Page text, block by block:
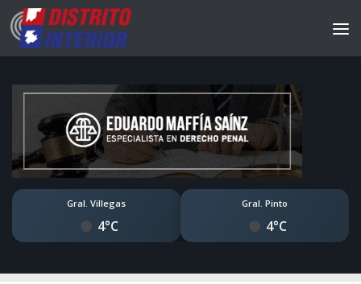
Gral. Villegas
4°C
Gral. Pinto
4°C